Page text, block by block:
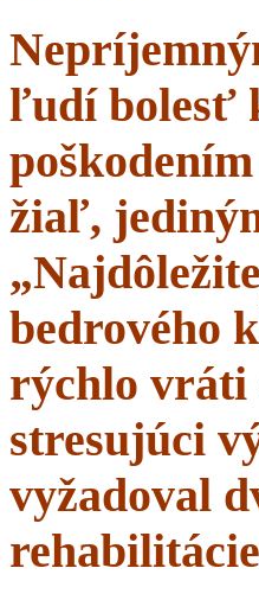
ľudí bolesť
žiaľ,
bedrového
rýchlo vráti
stresujúci
vyžadoval